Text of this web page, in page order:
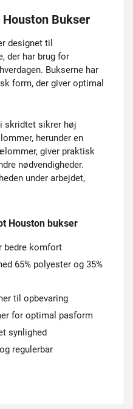
Houston Bukser
designet til
der har brug for
Bukserne har
form, der giver optimal
skridtet sikrer høj
herunder en
giver praktisk
nødvendigheder.
under arbejdet,
Houston bukser
bedre komfort
65% polyester og 35%
til opbevaring
for optimal pasform
synlighed
regulerbar